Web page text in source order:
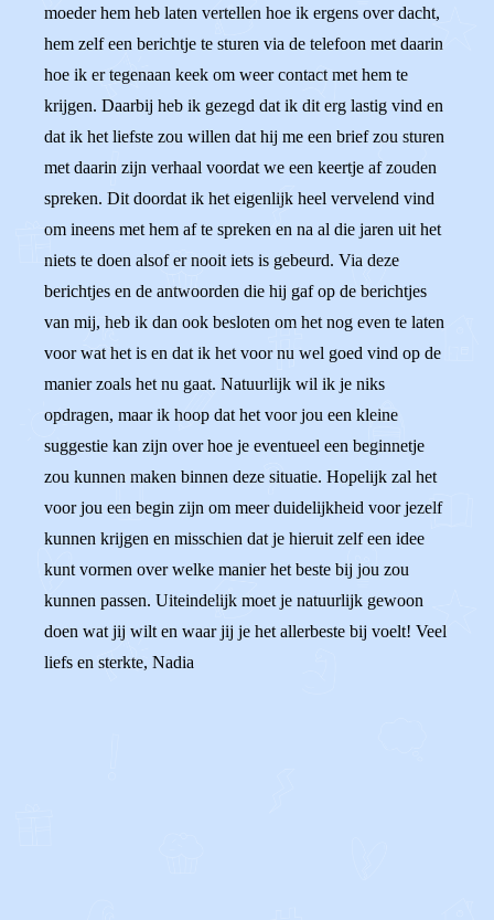
moeder hem heb laten vertellen hoe ik ergens over dacht,
hem zelf een berichtje te sturen via de telefoon met daarin
hoe ik er tegenaan keek om weer contact met hem te
krijgen. Daarbij heb ik gezegd dat ik dit erg lastig vind en
dat ik het liefste zou willen dat hij me een brief zou sturen
met daarin zijn verhaal voordat we een keertje af zouden
spreken. Dit doordat ik het eigenlijk heel vervelend vind
om ineens met hem af te spreken en na al die jaren uit het
niets te doen alsof er nooit iets is gebeurd. Via deze
berichtjes en de antwoorden die hij gaf op de berichtjes
van mij, heb ik dan ook besloten om het nog even te laten
voor wat het is en dat ik het voor nu wel goed vind op de
manier zoals het nu gaat. Natuurlijk wil ik je niks
opdragen, maar ik hoop dat het voor jou een kleine
suggestie kan zijn over hoe je eventueel een beginnetje
zou kunnen maken binnen deze situatie. Hopelijk zal het
voor jou een begin zijn om meer duidelijkheid voor jezelf
kunnen krijgen en misschien dat je hieruit zelf een idee
kunt vormen over welke manier het beste bij jou zou
kunnen passen. Uiteindelijk moet je natuurlijk gewoon
doen wat jij wilt en waar jij je het allerbeste bij voelt! Veel
liefs en sterkte, Nadia